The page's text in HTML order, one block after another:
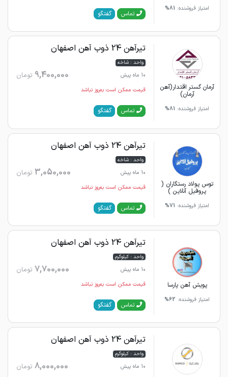
امتیاز فروشنده: 81%
تماس گفتگو
آرمان گستر اقتدار(آهن
آرمان)
امتیاز فروشنده: 81%
تیرآهن 24 ذوب آهن اصفهان
واحد : شاخه
10 ماه پیش
9,400,000 تومان
قیمت ممکن است به‌روز نباشد
تماس گفتگو
توس پولاد رستگاران (
پروفیل آنلاین )
امتیاز فروشنده: 71%
تیرآهن 24 ذوب آهن اصفهان
واحد : شاخه
10 ماه پیش
3,050,000 تومان
قیمت ممکن است به‌روز نباشد
تماس گفتگو
پویش آهن پارسا
امتیاز فروشنده: 62%
تیرآهن 24 ذوب آهن اصفهان
واحد : کیلوگرم
10 ماه پیش
7,700,000 تومان
قیمت ممکن است به‌روز نباشد
تماس گفتگو
تیرآهن 24 ذوب آهن اصفهان
واحد : کیلوگرم
10 ماه پیش
8,000,000 تومان